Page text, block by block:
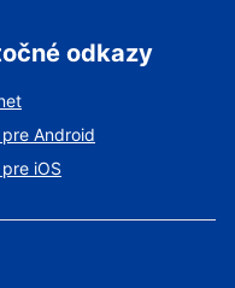
odkazy
pre Android
iOS